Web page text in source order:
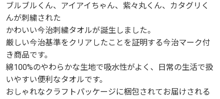
ブルブルくん、アイアイちゃん、紫々丸くん、カタグリく
んが刺繍された
かわいい今治刺繍タオルが誕生しました。
厳しい今治基準をクリアしたことを証明する今治マーク付
き商品です。
綿100%のやわらかな生地で吸水性がよく、日常の生活で扱
いやすい便利なタオルです。
おしゃれなクラフトパッケージに梱包されてお届けされる
ブルブルくん、アイアイちゃん、紫々丸くん、カタグリく
んが刺繍された
かわいい今治刺繍タオルが誕生しました。
厳しい今治基準をクリアしたことを証明する今治マーク付
き商品です。
綿100%のやわらかな生地で吸水性がよく、日常の生活で扱
いやすい便利なタオルです。
おしゃれなクラフトパッケージに梱包されてお届けされる